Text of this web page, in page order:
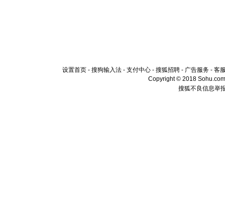
设置首页 - 搜狗输入法 - 支付中心 - 搜狐招聘 - 广告服务 - 客
Copyright © 2018
搜狐不良信息举